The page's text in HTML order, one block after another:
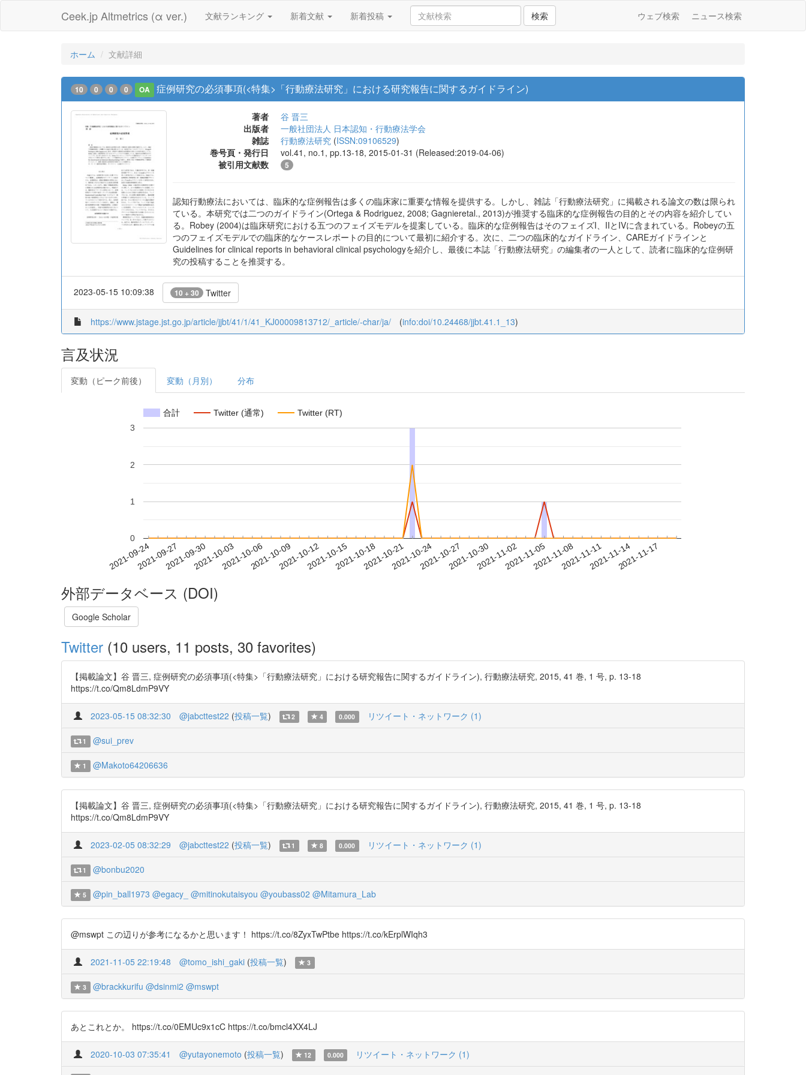
Ceek.jp Altmetrics (α ver.) 文献ランキング 新着文献 新着投稿 検索 ウェブ検索 ニュース検索
ホーム 文献詳細
10 0 0 0 OA 症例研究の必須事項(<特集>「行動療法研究」における研究報告に関するガイドライン)
著者
谷 晋三
出版者
一般社団法人 日本認知・行動療法学会
雑誌
行動療法研究 (ISSN:09106529)
巻号頁・発行日
vol.41, no.1, pp.13-18, 2015-01-31 (Released:2019-04-06)
被引用文献数
5
認知行動療法においては、臨床的な症例報告は多くの臨床家に重要な情報を提供する。しかし、雑誌「行動療法研究」に掲載される論文の数は限られ
ている。本研究では二つのガイドライン(Ortega & Rodriguez, 2008; Gagnieretal., 2013)が推奨する臨床的な症例報告の目的とその内容を紹介してい
る。Robey (2004)は臨床研究における五つのフェイズモデルを提案している。臨床的な症例報告はそのフェイズI、IIとIVに含まれている。Robeyの五
つのフェイズモデルでの臨床的なケースレポートの目的について最初に紹介する。次に、二つの臨床的なガイドライン、CAREガイドラインと
Guidelines for clinical reports in behavioral clinical psychologyを紹介し、最後に本誌「行動療法研究」の編集者の一人として、読者に臨床的な症例研
究の投稿することを推奨する。
2023-05-15 10:09:38 10 + 30 Twitter
https://www.jstage.jst.go.jp/article/jjbt/41/1/41_KJ00009813712/_article/-char/ja/ (info:doi/10.24468/jjbt.41.1_13)
言及状況
変動（ピーク前後） 変動（月別） 分布
合計 Twitter (通常) Twitter (RT)
2021-09-242021-09-272021-09-302021-10-032021-10-062021-10-092021-10-122021-10-152021-10-182021-10-212021-10-242021-10-272021-10-302021-11-022021-11-052021-11-082021-11-112021-11-142021-11-17
0
1
2
3
外部データベース (DOI)
Google Scholar
Twitter (10 users, 11 posts, 30 favorites)
【掲載論文】谷 晋三, 症例研究の必須事項(<特集>「行動療法研究」における研究報告に関するガイドライン), 行動療法研究, 2015, 41 巻, 1 号, p. 13-18
https://t.co/Qm8LdmP9VY
2023-05-15 08:32:30 @jabcttest22 (投稿一覧) 2 4 0.000 リツイート・ネットワーク (1)
1 @sui_prev
1 @Makoto64206636
【掲載論文】谷 晋三, 症例研究の必須事項(<特集>「行動療法研究」における研究報告に関するガイドライン), 行動療法研究, 2015, 41 巻, 1 号, p. 13-18
https://t.co/Qm8LdmP9VY
2023-02-05 08:32:29 @jabcttest22 (投稿一覧) 1 8 0.000 リツイート・ネットワーク (1)
1 @bonbu2020
5 @pin_ball1973 @egacy_ @mitinokutaisyou @youbass02 @Mitamura_Lab
@mswpt この辺りが参考になるかと思います！ https://t.co/8ZyxTwPtbe https://t.co/kErplWIqh3
2021-11-05 22:19:48 @tomo_ishi_gaki (投稿一覧) 3
3 @brackkurifu @dsinmi2 @mswpt
あとこれとか。 https://t.co/0EMUc9x1cC https://t.co/bmcl4XX4LJ
2020-10-03 07:35:41 @yutayonemoto (投稿一覧) 12 0.000 リツイート・ネットワーク (1)